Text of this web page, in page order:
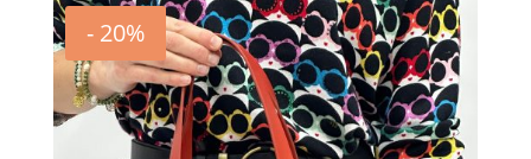
era:
72,00€.
es:
57,60€.
- 20%